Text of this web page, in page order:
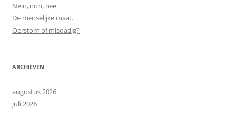
Nein, non, nee
De menselijke maat.
Oerstom of misdadig?
ARCHIEVEN
augustus 2026
juli 2026